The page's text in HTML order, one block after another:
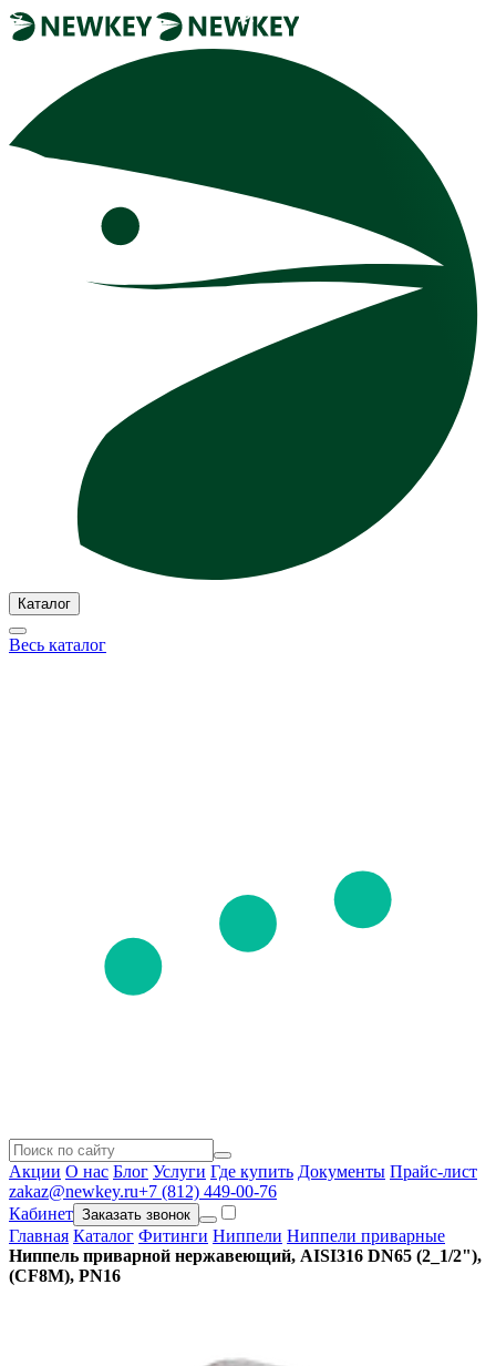
Каталог
Весь каталог
Акции О нас Блог Услуги Где купить Документы Прайс-лист
zakaz@newkey.ru+7 (812) 449-00-76
Кабинет Заказать звонок
Главная Каталог Фитинги Ниппели Ниппели приварные
Ниппель приварной нержавеющий, AISI316 DN65 (2_1/2"),
(CF8M), PN16